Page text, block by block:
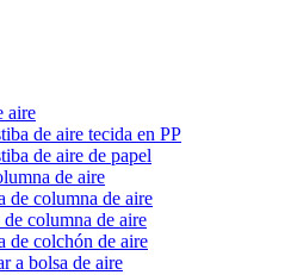
aire
de aire tecida en PP
de aire de papel
de aire
de columna de aire
columna de aire
de colchón de aire
a bolsa de aire